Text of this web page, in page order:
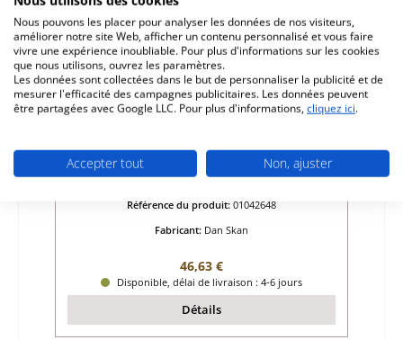
Dan Skan Twist pierre de sole droit arrière
Référence du produit: 01042648
Fabricant: Dan Skan
Prix régulier :
46,63 €
Disponible, délai de livraison : 4-6 jours
Détails
Nous pouvons les placer pour analyser les données de nos visiteurs,
améliorer notre site Web, afficher un contenu personnalisé et vous faire
vivre une expérience inoubliable. Pour plus d'informations sur les cookies
que nous utilisons, ouvrez les paramètres.
Les données sont collectées dans le but de personnaliser la publicité et de
mesurer l'efficacité des campagnes publicitaires. Les données peuvent
être partagées avec Google LLC. Pour plus d'informations, cliquez ici.
Accepter tout Non, ajuster